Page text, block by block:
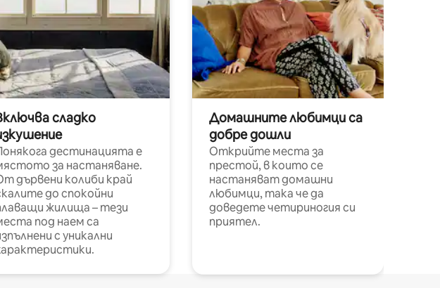
сладко
дестинацията е
за настаняване.
дървени колиби край
до спокойни
жилища – тези
под наем са
с уникални
Домашните любимци са
добре дошли
Открийте места за
престой, в които се
настаняват домашни
любимци, така че да
доведете четириногия си
приятел.